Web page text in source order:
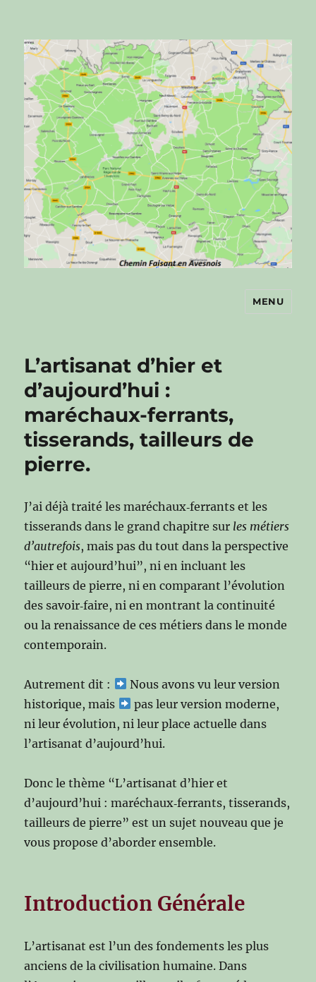
Chemin faisant en Avesnois
MENU
L’artisanat d’hier et
d’aujourd’hui :
maréchaux-ferrants,
tisserands, tailleurs de
pierre.
J’ai déjà traité les maréchaux‑ferrants et les
tisserands dans le grand chapitre sur les métiers
d’autrefois, mais pas du tout dans la perspective
“hier et aujourd’hui”, ni en incluant les
tailleurs de pierre, ni en comparant l’évolution
des savoir‑faire, ni en montrant la continuité
ou la renaissance de ces métiers dans le monde
contemporain.
Autrement dit :
Nous avons vu leur version
historique, mais
pas leur version moderne,
ni leur évolution, ni leur place actuelle dans
l’artisanat d’aujourd’hui.
Donc le thème “L’artisanat d’hier et
d’aujourd’hui : maréchaux‑ferrants, tisserands,
tailleurs de pierre” est un sujet nouveau que je
vous propose d’aborder ensemble.
Introduction Générale
L’artisanat est l’un des fondements les plus
anciens de la civilisation humaine. Dans